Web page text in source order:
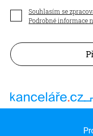
Souhlasím se
Podrobné informace